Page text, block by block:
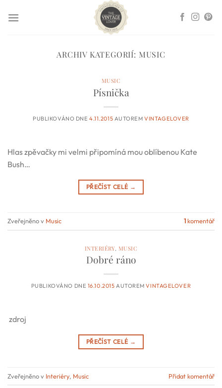
ARCHIV KATEGORIÍ: MUSIC
MUSIC
Písnička
PUBLIKOVÁNO DNE4.11.2015 AUTOREMVINTAGELOVER
Hlas zpěvačky mi velmi připomíná mou oblíbenou Kate
Bush…
PŘEČÍST CELÉ →
Zveřejněno v Music 1komentář
INTERIÉRY, MUSIC
Dobré ráno
PUBLIKOVÁNO DNE 16.10.2015 AUTOREMVINTAGELOVER
zdroj
PŘEČÍST CELÉ →
Zveřejněno v Interiéry, Music Přidat komentář